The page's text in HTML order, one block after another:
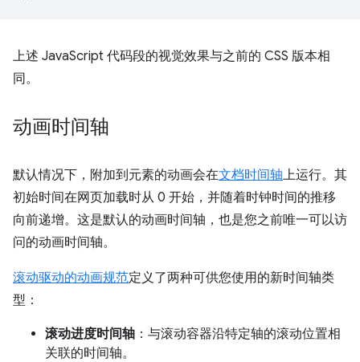
上述 JavaScript 代码段的视觉效果与之前的 CSS 版本相
同。
动画时间轴
默认情况下，附加到元素的动画会在文档时间轴上运行。其
初始时间在网页加载时从 0 开始，并随着时钟时间的推移
向前递增。这是默认的动画时间轴，也是您之前唯一可以访
问的动画时间轴。
滚动驱动的动画规范定义了两种可供您使用的新时间轴类
型：
滚动进度时间轴 ：与滚动容器沿特定轴的滚动位置相
关联的时间轴。